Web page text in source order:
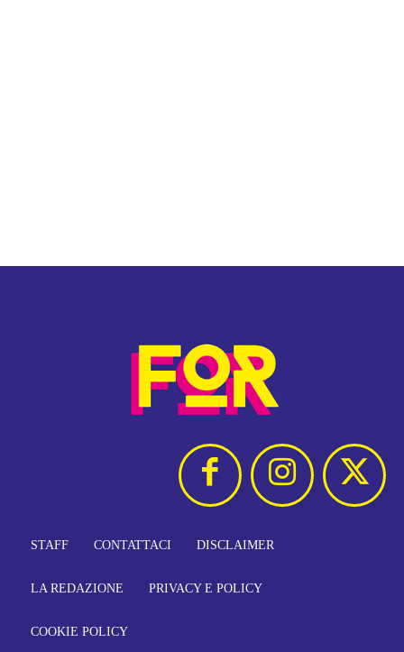
STAFF CONTATTACI DISCLAIMER
LA REDAZIONE PRIVACY E POLICY
COOKIE POLICY